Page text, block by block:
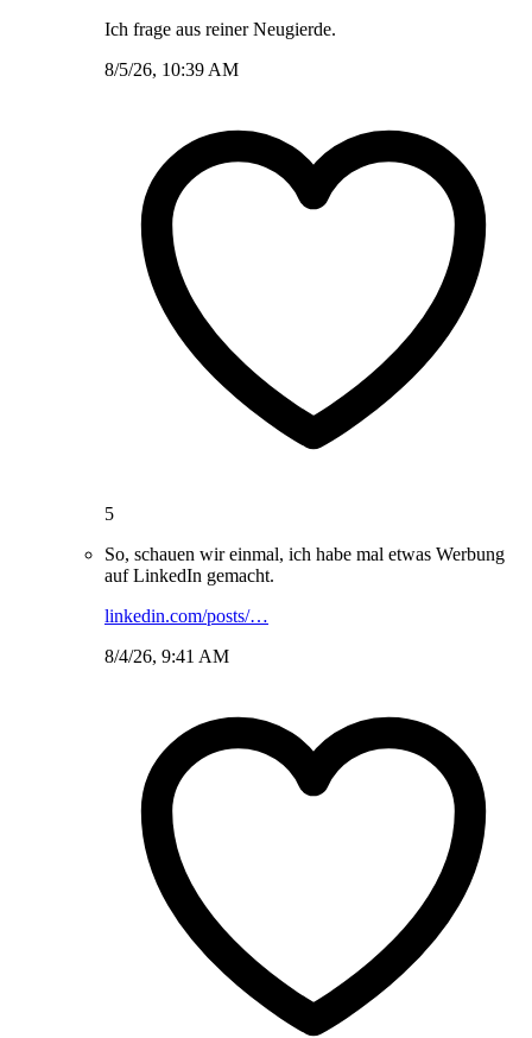
Ich frage aus reiner Neugierde.
8/5/26, 10:39 AM
5
So, schauen wir einmal, ich habe mal etwas Werbung
auf LinkedIn gemacht.
linkedin.com/posts/…
8/4/26, 9:41 AM